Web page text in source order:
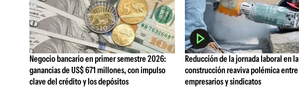
Negocio bancario en primer semestre 2026:
ganancias de US$ 671 millones, con impulso
clave del crédito y los depósitos
Reducción de la jornada laboral en la
construcción reaviva polémica entre
empresarios y sindicatos